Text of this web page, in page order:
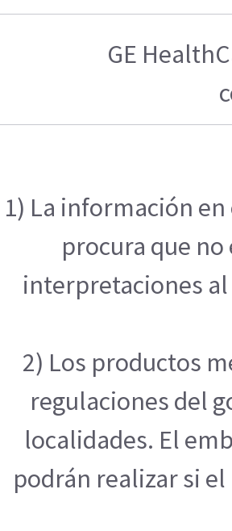
GE
1) La información
procura que
interpretaciones
2) Los productos
regulaciones del
localidades. El
podrán realizar si